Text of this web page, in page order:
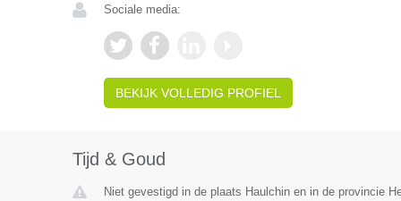
Sociale media:
BEKIJK VOLLEDIG PROFIEL
Tijd & Goud
Niet gevestigd in de plaats Haulchin en in de provincie